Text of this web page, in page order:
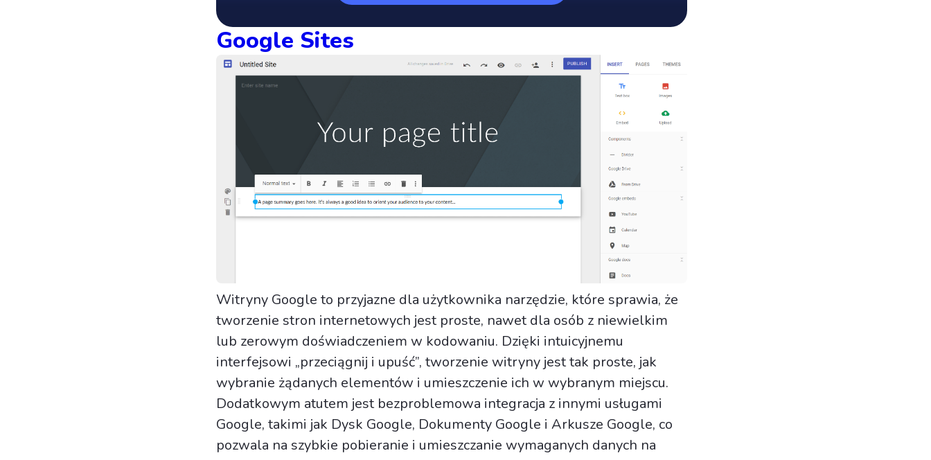
Google Sites
Witryny Google to przyjazne dla użytkownika narzędzie, które sprawia, że
tworzenie stron internetowych jest proste, nawet dla osób z niewielkim
lub zerowym doświadczeniem w kodowaniu. Dzięki intuicyjnemu
interfejsowi „przeciągnij i upuść”, tworzenie witryny jest tak proste, jak
wybranie żądanych elementów i umieszczenie ich w wybranym miejscu.
Dodatkowym atutem jest bezproblemowa integracja z innymi usługami
Google, takimi jak Dysk Google, Dokumenty Google i Arkusze Google, co
pozwala na szybkie pobieranie i umieszczanie wymaganych danych na